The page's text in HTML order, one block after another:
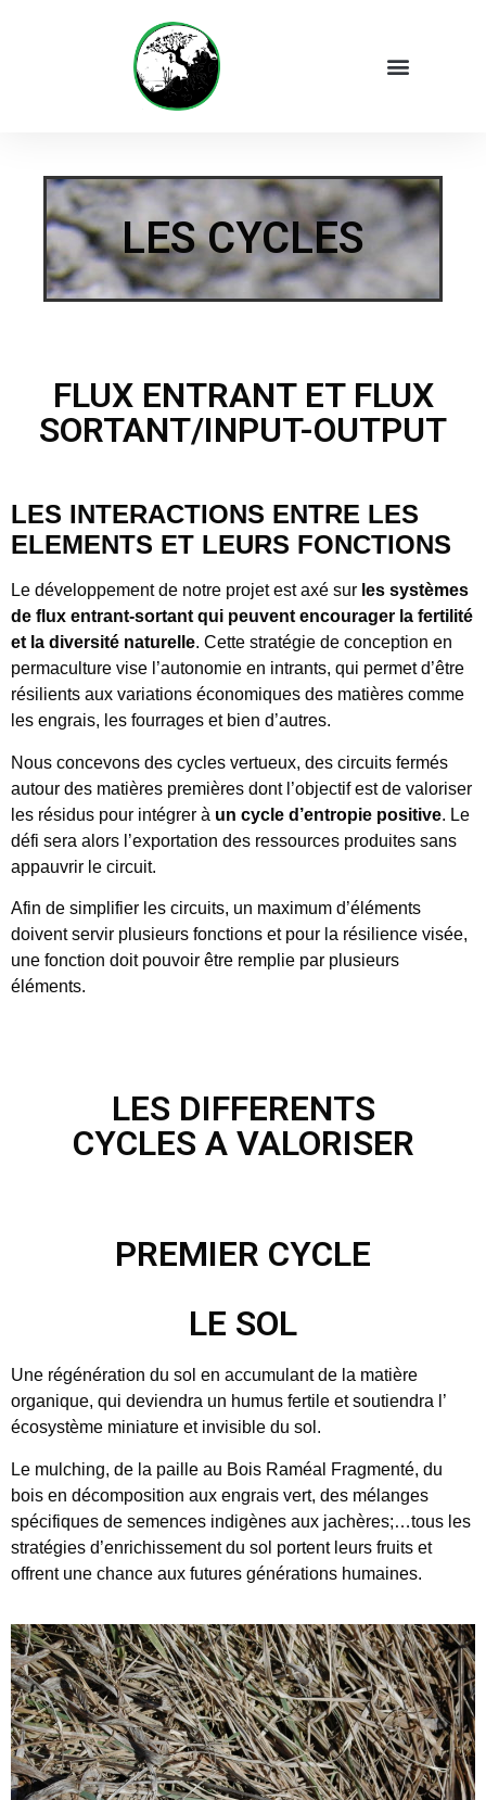
LES CYCLES
FLUX ENTRANT ET FLUX
SORTANT/INPUT-OUTPUT
LES INTERACTIONS ENTRE LES
ELEMENTS ET LEURS FONCTIONS
Le développement de notre projet est axé sur les systèmes
de flux entrant-sortant qui peuvent encourager la fertilité
et la diversité naturelle. Cette stratégie de conception en
permaculture vise l’autonomie en intrants, qui permet d’être
résilients aux variations économiques des matières comme
les engrais, les fourrages et bien d’autres.
Nous concevons des cycles vertueux, des circuits fermés
autour des matières premières dont l’objectif est de valoriser
les résidus pour intégrer à un cycle d’entropie positive. Le
défi sera alors l’exportation des ressources produites sans
appauvrir le circuit.
Afin de simplifier les circuits, un maximum d’éléments
doivent servir plusieurs fonctions et pour la résilience visée,
une fonction doit pouvoir être remplie par plusieurs
éléments.
LES DIFFERENTS
CYCLES A VALORISER
PREMIER CYCLE
LE SOL
Une régénération du sol en accumulant de la matière
organique, qui deviendra un humus fertile et soutiendra l’
écosystème miniature et invisible du sol.
Le mulching, de la paille au Bois Raméal Fragmenté, du
bois en décomposition aux engrais vert, des mélanges
spécifiques de semences indigènes aux jachères;…tous les
stratégies d’enrichissement du sol portent leurs fruits et
offrent une chance aux futures générations humaines.